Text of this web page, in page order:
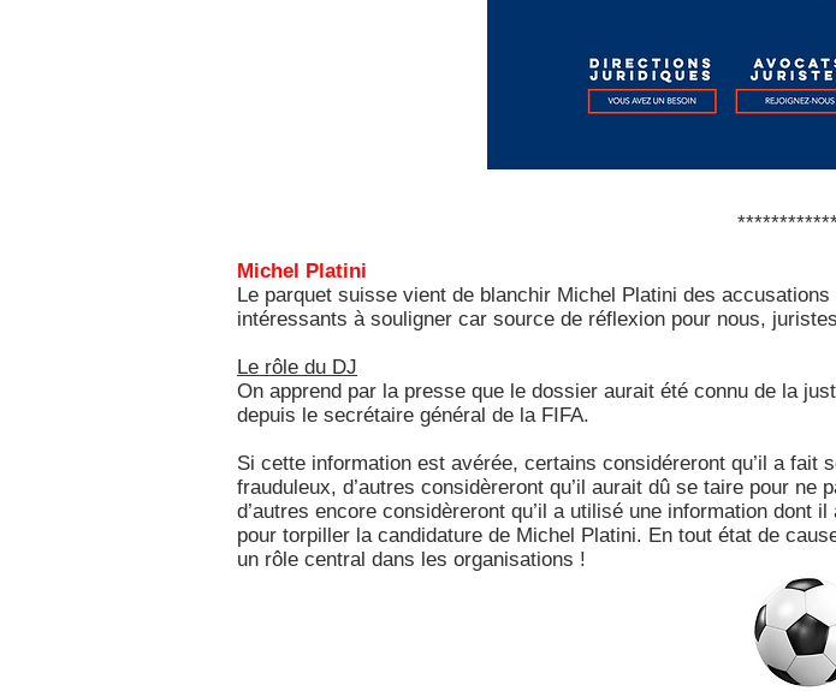
Michel Platini
Le parquet suisse vient de blanchir Michel Platini des
intéressants à souligner car source de réflexion pour nous,
Le rôle du DJ
On apprend par la presse que le dossier aurait été connu de la
depuis le secrétaire général de la FIFA.
Si cette information est avérée, certains considéreront qu’il a fait
frauduleux, d’autres considèreront qu’il aurait dû se taire pour
d’autres encore considèreront qu’il a utilisé une information dont
pour torpiller la candidature de Michel Platini. En tout état de
un rôle central dans les organisations !